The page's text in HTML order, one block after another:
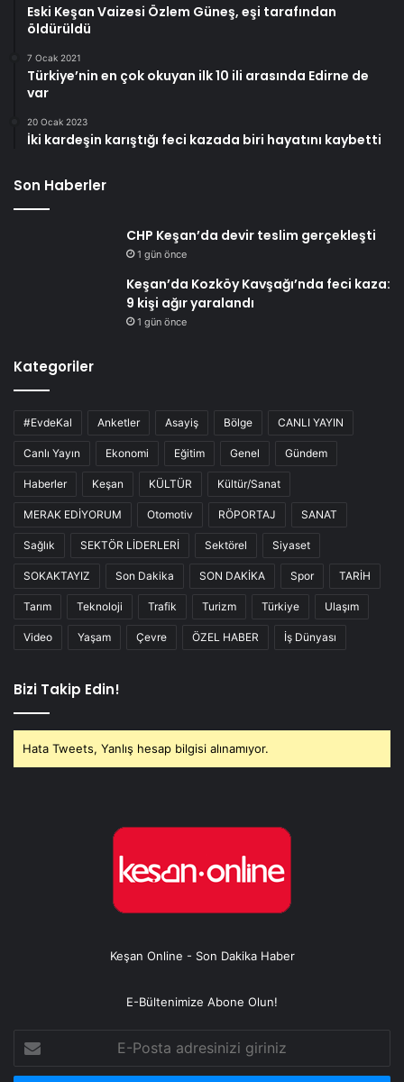
Eski Keşan Vaizesi Özlem Güneş, eşi tarafından
öldürüldü
7 Ocak 2021
Türkiye’nin en çok okuyan ilk 10 ili arasında Edirne de
var
20 Ocak 2023
İki kardeşin karıştığı feci kazada biri hayatını kaybetti
Son Haberler
CHP Keşan’da devir teslim gerçekleşti
1 gün önce
Keşan’da Kozköy Kavşağı’nda feci kaza:
9 kişi ağır yaralandı
1 gün önce
Kategoriler
#EvdeKal Anketler Asayiş Bölge CANLI YAYIN
Canlı Yayın Ekonomi Eğitim Genel Gündem
Haberler Keşan KÜLTÜR Kültür/Sanat
MERAK EDİYORUM Otomotiv RÖPORTAJ SANAT
Sağlık SEKTÖR LİDERLERİ Sektörel Siyaset
SOKAKTAYIZ Son Dakika SON DAKİKA Spor TARİH
Tarım Teknoloji Trafik Turizm Türkiye Ulaşım
Video Yaşam Çevre ÖZEL HABER İş Dünyası
Bizi Takip Edin!
Hata Tweets, Yanlış hesap bilgisi alınamıyor.
Keşan Online - Son Dakika Haber
E-Bültenimize Abone Olun!
Posta
adresinizi